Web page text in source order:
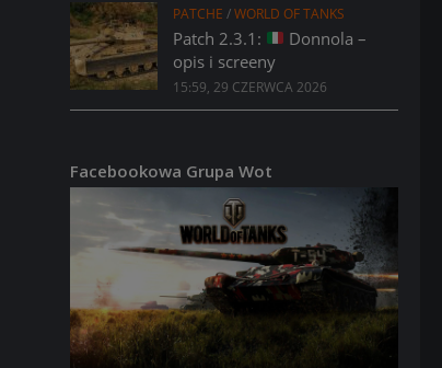
PATCHE /WORLD OF TANKS
Patch 2.3.1:
Donnola –
opis i screeny
15:59, 29 CZERWCA 2026
Facebookowa Grupa Wot